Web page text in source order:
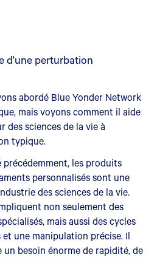
d'une perturbation
abordé Blue Yonder Network
mais voyons comment il aide
des sciences de la vie à
typique.
les produits
personnalisés sont une
des sciences de la vie.
non seulement des
mais aussi des cycles
une manipulation précise. Il
besoin énorme de rapidité, de